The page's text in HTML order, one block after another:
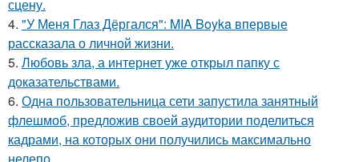
сцену.
4. "У Меня Глаз Дёргался": MIA Boyka впервые
рассказала о личной жизни.
5. Любовь зла, а интернет уже открыл папку с
доказательствами.
6. Одна пользовательница сети запустила занятный
флешмоб, предложив своей аудитории поделиться
кадрами, на которых они получились максимально